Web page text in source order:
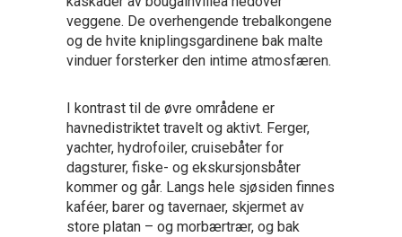
veggene. De overhengende trebalkongene
og de hvite kniplingsgardinene bak malte
vinduer forsterker den intime atmosfæren.
I kontrast til de øvre områdene er
havnedistriktet travelt og aktivt. Ferger,
yachter, hydrofoiler, cruisebåter for
dagsturer, fiske- og ekskursjonsbåter
kommer og går. Langs hele sjøsiden finnes
kaféer, barer og tavernaer, skjermet av
store platan – og morbærtrær, og bak